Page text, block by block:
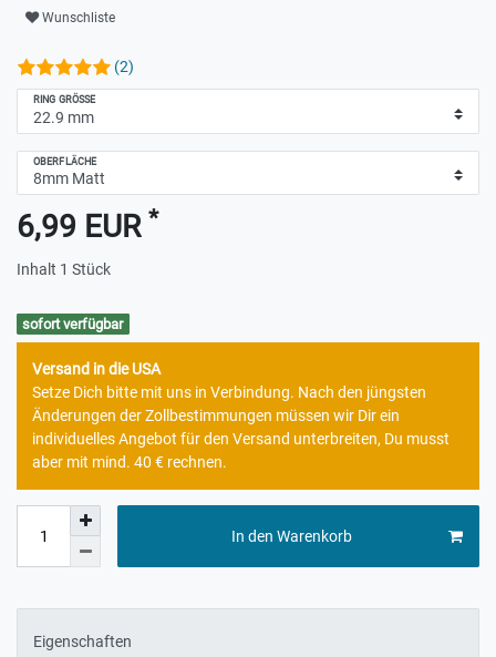
Wunschliste
(2)
RING GRÖSSE
OBERFLÄCHE
6,99 EUR *
Inhalt 1 Stück
sofort verfügbar
Versand in die USA
Setze Dich bitte mit uns in Verbindung. Nach den jüngsten
Änderungen der Zollbestimmungen müssen wir Dir ein
individuelles Angebot für den Versand unterbreiten, Du musst
aber mit mind. 40 € rechnen.
In den Warenkorb
Eigenschaften